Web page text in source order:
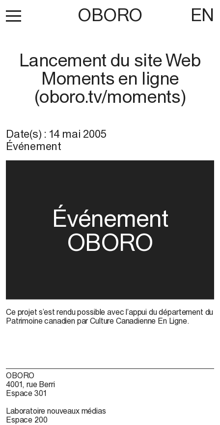
OBORO EN
Lancement du site Web
Moments en ligne
(oboro.tv/moments)
Date(s) : 14 mai 2005
Événement
Événement
OBORO
Ce projet s’est rendu possible avec l’appui du département du
Patrimoine canadien par Culture Canadienne En Ligne.
OBORO
4001, rue Berri
Espace 301
Laboratoire nouveaux médias
Espace 200